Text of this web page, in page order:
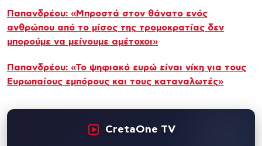
Παπανδρέου: «Μπροστά στον θάνατο ενός
ανθρώπου από το μίσος της τρομοκρατίας δεν
μπορούμε να μείνουμε αμέτοχοι»
Παπανδρέου: «Το ψηφιακό ευρώ είναι νίκη για τους
Ευρωπαίους εμπόρους και τους καταναλωτές»
CretaOne TV